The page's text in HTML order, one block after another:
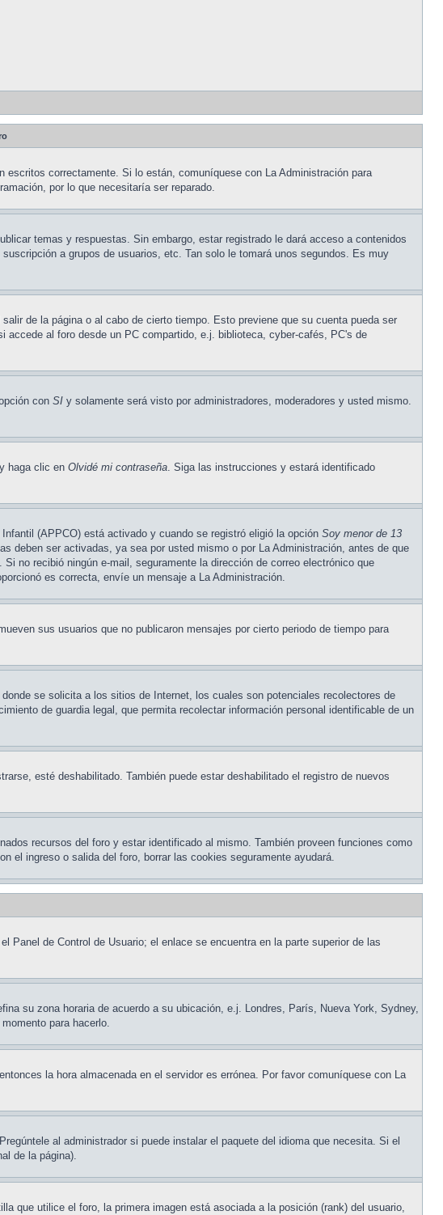
correctamente. Si lo están, comuníquese con La Administración para
por lo que necesitaría ser reparado.
temas y respuestas. Sin embargo, estar registrado le dará acceso a contenidos
a grupos de usuarios, etc. Tan solo le tomará unos segundos. Es muy
de la página o al cabo de cierto tiempo. Esto previene que su cuenta pueda ser
al foro desde un PC compartido, e.j. biblioteca, cyber-cafés, PC's de
con SI y solamente será visto por administradores, moderadores y usted mismo.
haga clic en Olvidé mi contraseña. Siga las instrucciones y estará identificado
(APPCO) está activado y cuando se registró eligió la opción Soy menor de 13
deben ser activadas, ya sea por usted mismo o por La Administración, antes de que
no recibió ningún e-mail, seguramente la dirección de correo electrónico que
es correcta, envíe un mensaje a La Administración.
sus usuarios que no publicaron mensajes por cierto periodo de tiempo para
se solicita a los sitios de Internet, los cuales son potenciales recolectores de
de guardia legal, que permita recolectar información personal identificable de un
esté deshabilitado. También puede estar deshabilitado el registro de nuevos
recursos del foro y estar identificado al mismo. También proveen funciones como
el ingreso o salida del foro, borrar las cookies seguramente ayudará.
de Control de Usuario; el enlace se encuentra en la parte superior de las
su zona horaria de acuerdo a su ubicación, e.j. Londres, París, Nueva York, Sydney,
para hacerlo.
la hora almacenada en el servidor es errónea. Por favor comuníquese con La
al administrador si puede instalar el paquete del idioma que necesita. Si el
de la página).
que utilice el foro, la primera imagen está asociada a la posición (rank) del usuario,